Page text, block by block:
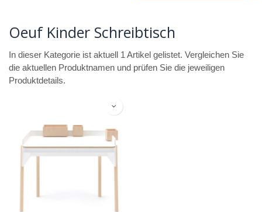
Oeuf Kinder Schreibtisch
In dieser Kategorie ist aktuell 1 Artikel gelistet. Vergleichen Sie
die aktuellen Produktnamen und prüfen Sie die jeweiligen
Produktdetails.